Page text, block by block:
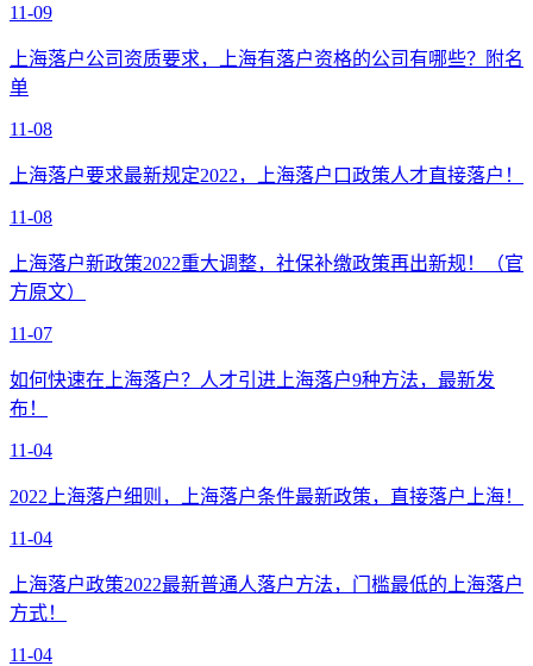
11-09
上海落户公司资质要求，上海有落户资格的公司有哪些？附名
单
11-08
上海落户要求最新规定2022，上海落户口政策人才直接落户！
11-08
上海落户新政策2022重大调整，社保补缴政策再出新规！（官
方原文）
11-07
如何快速在上海落户？人才引进上海落户9种方法，最新发
布！
11-04
2022上海落户细则，上海落户条件最新政策，直接落户上海！
11-04
上海落户政策2022最新普通人落户方法，门槛最低的上海落户
方式！
11-04